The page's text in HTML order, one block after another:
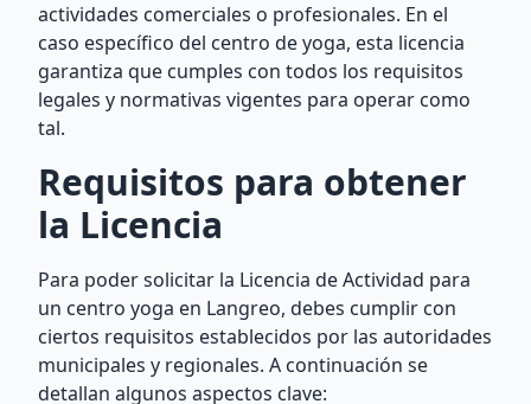
actividades comerciales o profesionales. En el
caso específico del centro de yoga, esta licencia
garantiza que cumples con todos los requisitos
legales y normativas vigentes para operar como
tal.
Requisitos para obtener
la Licencia
Para poder solicitar la Licencia de Actividad para
un centro yoga en Langreo, debes cumplir con
ciertos requisitos establecidos por las autoridades
municipales y regionales. A continuación se
detallan algunos aspectos clave: